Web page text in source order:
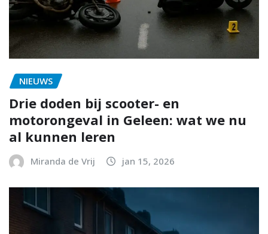
NIEUWS
Drie doden bij scooter- en
motorongeval in Geleen: wat we nu
al kunnen leren
Miranda de Vrij jan 15, 2026